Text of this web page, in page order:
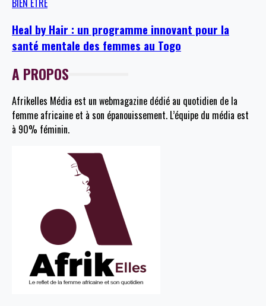
BIEN ÊTRE
Heal by Hair : un programme innovant pour la
santé mentale des femmes au Togo
A PROPOS
Afrikelles Média est un webmagazine dédié au quotidien de la
femme africaine et à son épanouissement. L’équipe du média est
à 90% féminin.